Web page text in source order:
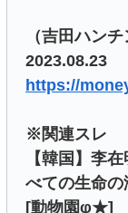
（吉田ハン
2023.08.23
https://
※関連スレ
【韓国】李
べての生命の
[動物園φ★]